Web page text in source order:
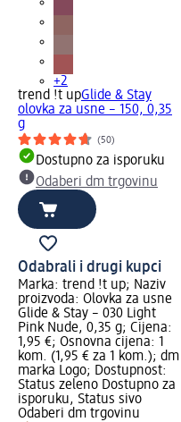
+2
trend !t upGlide & Stay
olovka za usne – 150, 0,35
g
(50)
Dostupno za isporuku
Odaberi dm trgovinu
Odabrali i drugi kupci
Marka: trend !t up; Naziv
proizvoda: Olovka za usne
Glide & Stay – 030 Light
Pink Nude, 0,35 g; Cijena:
1,95 €; Osnovna cijena: 1
kom. (1,95 € za 1 kom.); dm
marka Logo; Dostupnost:
Status zeleno Dostupno za
isporuku, Status sivo
Odaberi dm trgovinu